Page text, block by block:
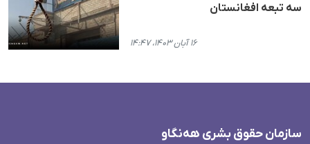
سه تبعه افغانستان
۱۶ آبان ۱۴۰۳، ۱۴:۴۷
سازمان حقوق بشری هەنگاو